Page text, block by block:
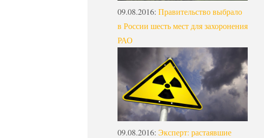
09.08.2016: Правительство выбрало
в России шесть мест для захоронения
РАО
09.08.2016: Эксперт: растаявшие